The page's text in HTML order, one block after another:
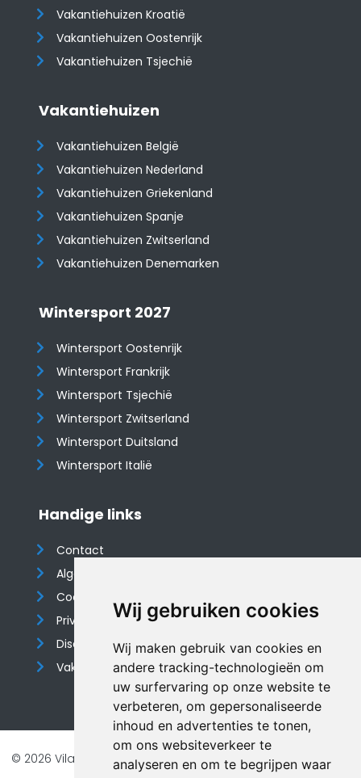
Wij gebruiken cookies
Wij maken gebruik van cookies en
andere tracking-technologieën om
uw surfervaring op onze website te
verbeteren, om gepersonaliseerde
inhoud en advertenties te tonen,
om ons websiteverkeer te
analyseren en om te begrijpen waar
Vakantiehuizen Kroatië
​​​​​​​Vakantiehuizen Oostenrijk
Vakantiehuizen Tsjechië
Vakantiehuizen
Vakantiehuizen België
Vakantiehuizen Nederland
Vakantiehuizen Griekenland
Vakantiehuizen Spanje
​​​​​​​Vakantiehuizen Zwitserland
Vakantiehuizen Denemarken
Wintersport 2027
Wintersport Oostenrijk
Wintersport Frankrijk
Wintersport Tsjechië
Wintersport Zwitserland
Wintersport Duitsland
Wintersport Italië
Handige links
Contact
Algemene voorwaarden
Cookieverklaring
Privacyverklaring
Disclaimer
Vakantiehuis website
© 2026 Vilando Vakantiehuizen |Website door FalcoTravel